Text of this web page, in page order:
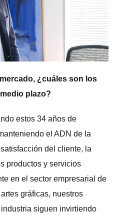
¿cuáles son los
plazo?
estos 34 años de
el ADN de la
del cliente, la
productos y servicios
en el sector empresarial de
gráficas, nuestros
siguen invirtiendo